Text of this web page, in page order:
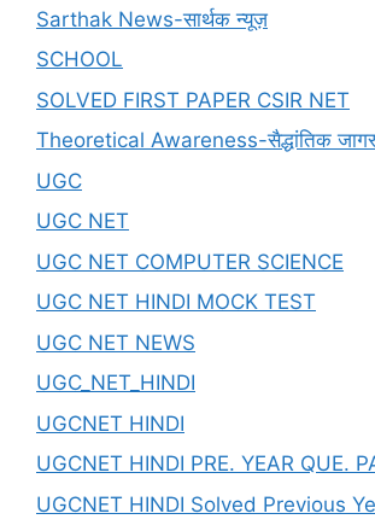
Sarthak News-सार्थक न्यूज़
SCHOOL
SOLVED FIRST PAPER CSIR NET
Theoretical Awareness-सैद्धांतिक
UGC
UGC NET
UGC NET COMPUTER SCIENCE
UGC NET HINDI MOCK TEST
UGC NET NEWS
UGC_NET_HINDI
UGCNET HINDI
UGCNET HINDI PRE. YEAR QUE.
UGCNET HINDI Solved Previous